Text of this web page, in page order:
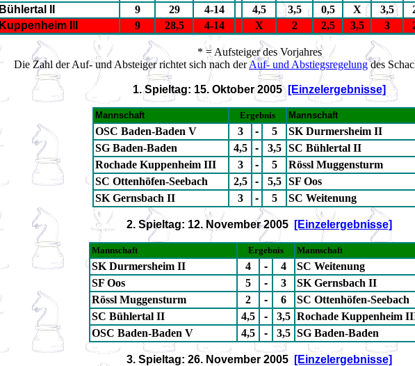
Bühlertal II 9 29 4-14 4,5 3,5 0,5 X 3,5
Kuppenheim III 9 28,5 4-14 X 2 2,5 3,5 3
* = Aufsteiger des Vorjahres
Die Zahl der Auf- und Absteiger richtet sich nach derAuf- und Abstiegsregelungdes
1. Spieltag: 15. Oktober 2005 [Einzelergebnisse]
Mannschaft Ergebnis Mannschaft
OSC Baden-Baden V 3 - 5
SK Durmersheim II
SG Baden-Baden
4,5 - 3,5
SC Bühlertal II
Rochade Kuppenheim III
3 - 5
Rössl Muggensturm
SC Ottenhöfen-Seebach
2,5 - 5,5
SF Oos
SK Gernsbach II
3 - 5 SC Weitenung
2. Spieltag: 12. November 2005 [Einzelergebnisse]
Mannschaft Ergebnis Mannschaft
SK Durmersheim II 4 - 4
SC Weitenung
SF Oos
5 - 3
SK Gernsbach II
Rössl Muggensturm
2 - 6
SC Ottenhöfen-Seebach
SC Bühlertal II
4,5 - 3,5 Rochade Kuppenheim
OSC Baden-Baden V
4,5 - 3,5 SG Baden-Baden
3. Spieltag: 26. November 2005 [Einzelergebnisse]